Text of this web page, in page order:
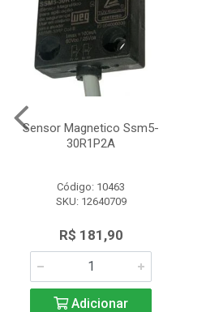
Sensor Magnetico Ssm5-
30R1P2A
Código: 10463
SKU: 12640709
R$ 181,90
Adicionar